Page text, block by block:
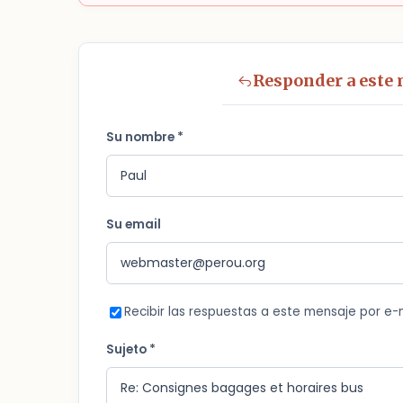
Responder a este
Su nombre *
Su email
Recibir las respuestas a este mensaje por e-
Sujeto *